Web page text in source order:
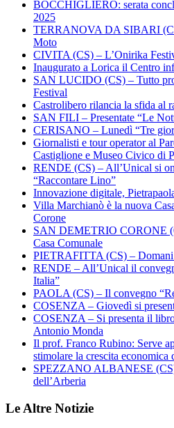
BOCCHIGLIERO: serata
2025
TERRANOVA DA SIBARI
Moto
CIVITA (CS) – L’Onirika
Inaugurato a Lorica il Centro
SAN LUCIDO (CS) – Tutto
Festival
Castrolibero rilancia la sfida al
SAN FILI – Presentate “Le
CERISANO – Lunedì “Tre
Giornalisti e tour operator al
Castiglione e Museo Civico di
RENDE (CS) – All’Unical si
“Raccontare Lino”
Innovazione digitale,
Villa Marchianò è la nuova
Corone
SAN DEMETRIO CORONE
Casa Comunale
PIETRAFITTA (CS) – Domani
RENDE – All’Unical il
Italia”
PAOLA (CS) – Il convegno
COSENZA – Giovedì si
COSENZA – Si presenta il
Antonio Monda
Il prof. Franco Rubino: Serve
stimolare la crescita economica
SPEZZANO ALBANESE
dell’Arberia
Le Altre Notizie